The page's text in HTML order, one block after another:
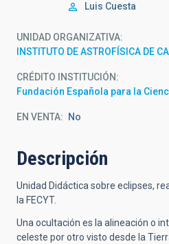
Luis Cuesta
UNIDAD ORGANIZATIVA
INSTITUTO DE ASTROFÍSICA DE
CRÉDITO INSTITUCIÓN
Fundación Española para la
EN VENTA No
Descripción
Unidad Didáctica sobre eclipses,
la FECYT.
Una ocultación es la alineación o
celeste por otro visto desde la